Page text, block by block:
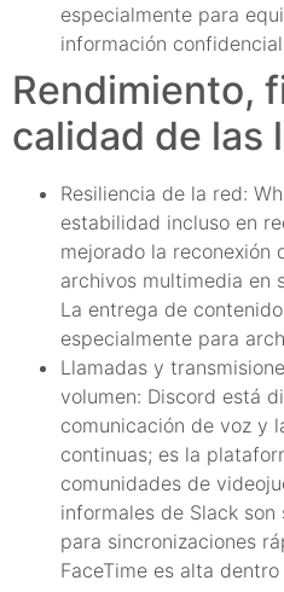
especialmente para
información
Rendimiento,
calidad de las
Resiliencia de la red:
estabilidad incluso en
mejorado la reconexión
archivos multimedia en
La entrega de
especialmente para
Llamadas y
volumen: Discord está
comunicación de voz y
continuas; es la
comunidades de
informales de Slack
para sincronizaciones
FaceTime es alta